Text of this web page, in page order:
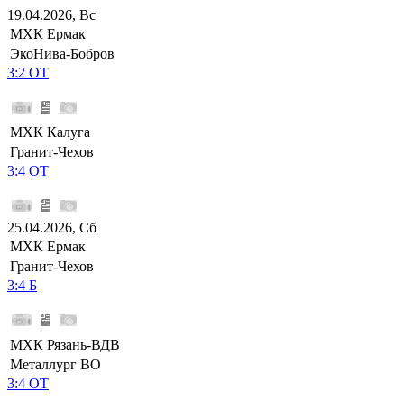
19.04.2026, Вс
МХК Ермак
ЭкоНива-Бобров
3:2 ОТ
МХК Калуга
Гранит-Чехов
3:4 ОТ
25.04.2026, Сб
МХК Ермак
Гранит-Чехов
3:4 Б
МХК Рязань-ВДВ
Металлург ВО
3:4 ОТ